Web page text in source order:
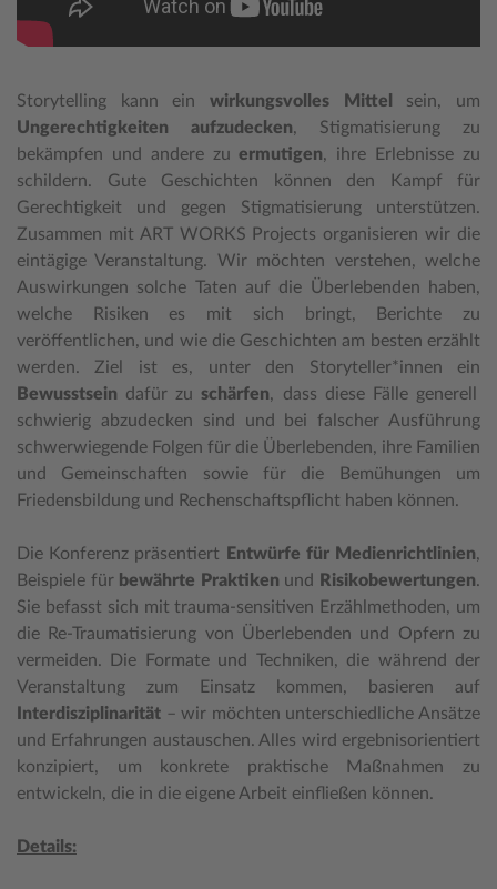
Storytelling kann ein wirkungsvolles Mittel
sein, um
Ungerechtigkeiten aufzudecken, Stigmatisierung zu
bekämpfen und andere zuermutigen, ihre Erlebnisse zu
schildern. Gute Geschichten können den Kampf für
Gerechtigkeit und gegen Stigmatisierung unterstützen.
Zusammen mit ART WORKS Projects organisieren wir die
eintägige Veranstaltung. Wir möchten verstehen, welche
Auswirkungen solche Taten auf die Überlebenden haben,
welche Risiken es mit sich bringt, Berichte zu
veröffentlichen, und wie die Geschichten am besten erzählt
werden. Ziel ist es, unter den Storyteller*innen ein
Bewusstsein dafür zu schärfen, dass diese Fälle generell
schwierig abzudecken sind und bei falscher Ausführung
schwerwiegende Folgen für die Überlebenden, ihre Familien
und Gemeinschaften sowie für die Bemühungen um
Friedensbildung und Rechenschaftspflicht haben können.
Die Konferenz präsentiert Entwürfe für Medienrichtlinien,
Beispiele für bewährte Praktiken und Risikobewertungen.
Sie befasst sich mit trauma-sensitiven Erzählmethoden, um
die Re-Traumatisierung von Überlebenden und Opfern zu
vermeiden. Die Formate und Techniken, die während der
Veranstaltung zum Einsatz kommen, basieren auf
Interdisziplinarität – wir möchten unterschiedliche Ansätze
und Erfahrungen austauschen. Alles wird ergebnisorientiert
konzipiert, um konkrete praktische Maßnahmen zu
entwickeln, die in die eigene Arbeit einfließen können.
Details: